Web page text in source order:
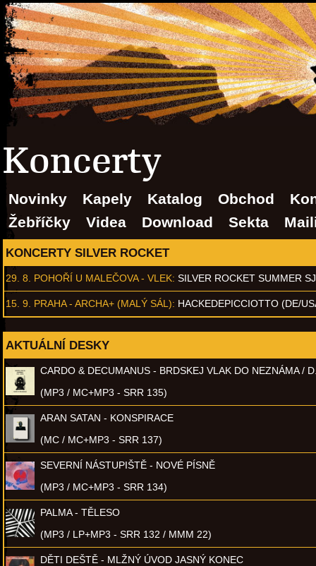
Koncerty
Novinky Kapely Katalog Obchod
Žebříčky
Videa Download Sekta
KONCERTY SILVER ROCKET
29. 8. POHOŘÍ U MALEČOVA - VLEK: SILVER ROCKET SUMMER
15. 9. PRAHA - ARCHA+ (MALÝ SÁL): HACKEDEPICCIOTTO (DE/
AKTUÁLNÍ DESKY
CARDO & DECUMANUS - BRDSKEJ VLAK DO NEZNÁMA /
(MP3 / MC+MP3 - SRR 135)
ARAN SATAN - KONSPIRACE
(MC / MC+MP3 - SRR 137)
SEVERNÍ NÁSTUPIŠTĚ - NOVÉ PÍSNĚ
(MP3 / MC+MP3 - SRR 134)
PALMA - TĚLESO
(MP3 / LP+MP3 - SRR 132 / MMM 22)
DĚTI DEŠTĚ - MLŽNÝ ÚVOD JASNÝ KONEC